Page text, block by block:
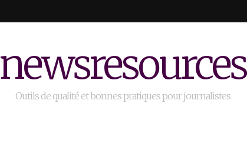
newsresources
Outils de qualité et bonnes pratiques pour journalistes